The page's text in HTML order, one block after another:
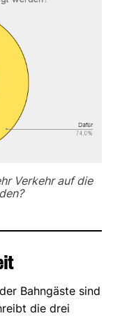
Verkehr auf die
Bahngäste sind
die drei